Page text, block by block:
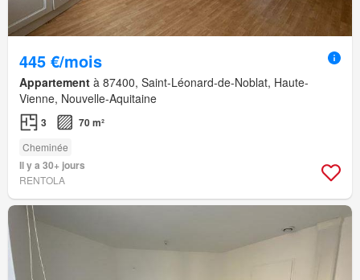
445 €/mois
Appartement à 87400, Saint-Léonard-de-Noblat, Haute-
Vienne, Nouvelle-Aquitaine
3 70 m²
Cheminée
Il y a 30+ jours
RENTOLA